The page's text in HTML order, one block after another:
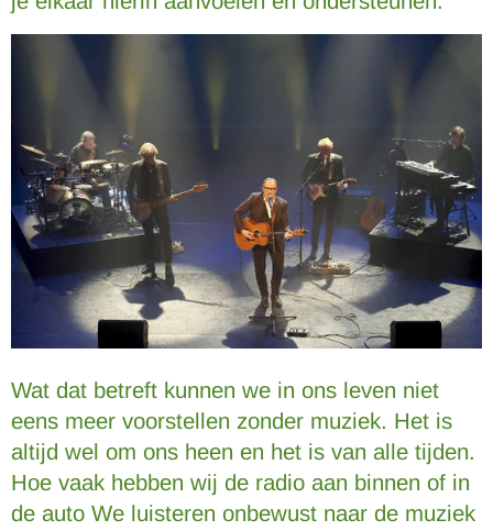
Wat dat betreft kunnen we in ons leven niet
eens meer voorstellen zonder muziek. Het is
altijd wel om ons heen en het is van alle tijden.
Hoe vaak hebben wij de radio aan binnen of in
de auto We luisteren onbewust naar de muziek